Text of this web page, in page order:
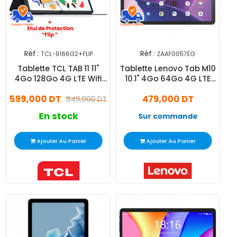
Réf : TCL-9166G2+FLIP
Tablette TCL TAB 11 11"
4Go 128Go 4G LTE Wifi
649,000 DT
599,000 DT
En stock
Ajouter Au Panier
Réf : ZAAF0057EG
Tablette Lenovo Tab M10
10.1" 4Go 64Go 4G LTE
479,000 DT
Sur commande
Ajouter Au Panier